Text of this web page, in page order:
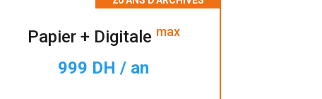
Papier + Digitale max
999 DH / an